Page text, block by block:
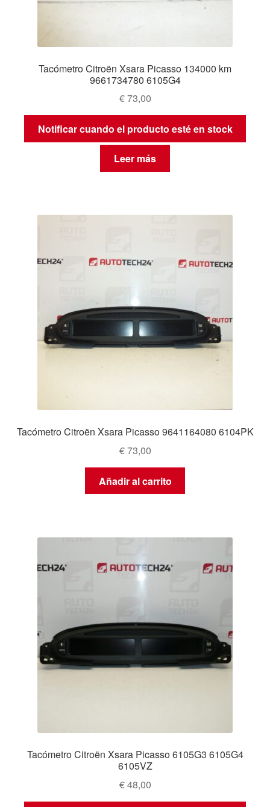
Tacómetro Citroën Xsara Picasso 134000 km
9661734780 6105G4
€73,00
Notificar cuando el producto esté en stock
Leer más
Tacómetro Citroën Xsara Picasso 9641164080 6104PK
€73,00
Añadir al carrito
Tacómetro Citroën Xsara Picasso 6105G3 6105G4
6105VZ
€48,00